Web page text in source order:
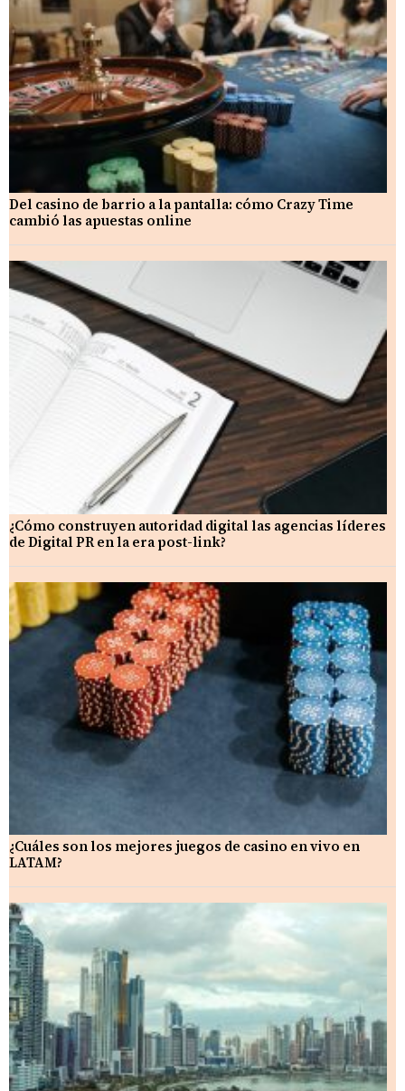
Del casino de barrio a la pantalla: cómo Crazy Time
cambió las apuestas online
¿Cómo construyen autoridad digital las agencias líderes
de Digital PR en la era post-link?
¿Cuáles son los mejores juegos de casino en vivo en
LATAM?